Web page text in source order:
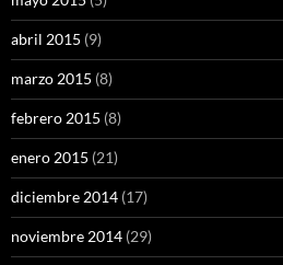
abril 2015 (9)
marzo 2015 (8)
febrero 2015 (8)
enero 2015 (21)
diciembre 2014 (17)
noviembre 2014 (29)